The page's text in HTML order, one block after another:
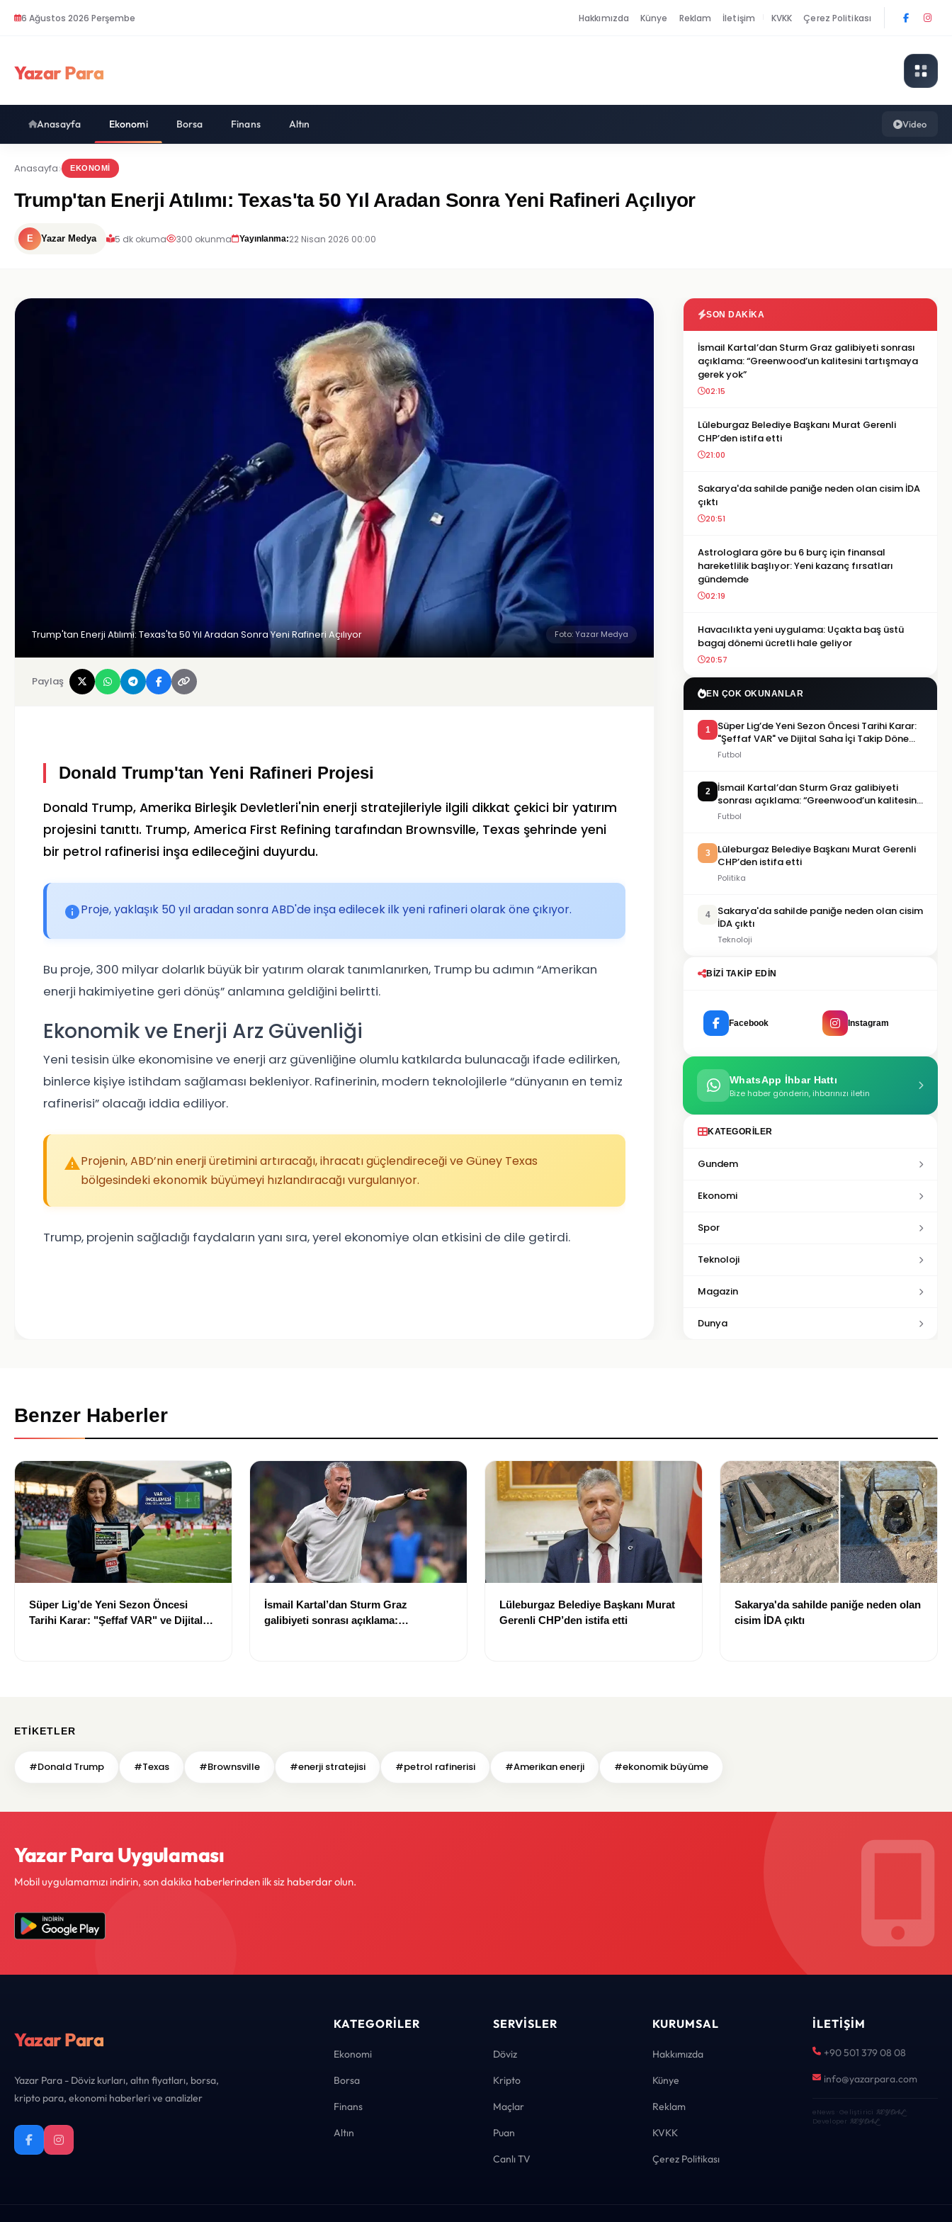
6 Ağustos 2026 Perşembe Hakkımızda Künye Reklam İletişim KVKK Çerez Politikası
Yazar Para
Anasayfa Ekonomi Borsa Finans Altın Video
Anasayfa EKONOMI
Trump'tan Enerji Atılımı: Texas'ta 50 Yıl Aradan Sonra Yeni Rafineri Açılıyor
E Yazar Medya 5 dk okuma 300 okunma Yayınlanma:22 Nisan 2026 00:00
Trump'tan Enerji Atılımı: Texas'ta 50 Yıl Aradan Sonra Yeni Rafineri Açılıyor Foto: Yazar Medya
Paylaş
Donald Trump'tan Yeni Rafineri Projesi
Donald Trump, Amerika Birleşik Devletleri'nin enerji stratejileriyle ilgili dikkat çekici bir yatırım
projesini tanıttı. Trump, America First Refining tarafından Brownsville, Texas şehrinde yeni
bir petrol rafinerisi inşa edileceğini duyurdu.
Proje, yaklaşık 50 yıl aradan sonra ABD'de inşa edilecek ilk yeni rafineri olarak öne çıkıyor.
Bu proje, 300 milyar dolarlık büyük bir yatırım olarak tanımlanırken, Trump bu adımın “Amerikan
enerji hakimiyetine geri dönüş” anlamına geldiğini belirtti.
Ekonomik ve Enerji Arz Güvenliği
Yeni tesisin ülke ekonomisine ve enerji arz güvenliğine olumlu katkılarda bulunacağı ifade edilirken,
binlerce kişiye istihdam sağlaması bekleniyor. Rafinerinin, modern teknolojilerle “dünyanın en temiz
rafinerisi” olacağı iddia ediliyor.
Projenin, ABD’nin enerji üretimini artıracağı, ihracatı güçlendireceği ve Güney Texas
bölgesindeki ekonomik büyümeyi hızlandıracağı vurgulanıyor.
Trump, projenin sağladığı faydaların yanı sıra, yerel ekonomiye olan etkisini de dile getirdi.
SON DAKIKA
İsmail Kartal’dan Sturm Graz galibiyeti sonrası
açıklama: “Greenwood’un kalitesini tartışmaya
gerek yok”
02:15
Lüleburgaz Belediye Başkanı Murat Gerenli
CHP’den istifa etti
21:00
Sakarya'da sahilde paniğe neden olan cisim İDA
çıktı
20:51
Astrologlara göre bu 6 burç için finansal
hareketlilik başlıyor: Yeni kazanç fırsatları
gündemde
02:19
Havacılıkta yeni uygulama: Uçakta baş üstü
bagaj dönemi ücretli hale geliyor
20:57
EN ÇOK OKUNANLAR
1
Süper Lig’de Yeni Sezon Öncesi Tarihi Karar:
"Şeffaf VAR" ve Dijital Saha İçi Takip Dönemi
Başlıyor!
Futbol
2
İsmail Kartal’dan Sturm Graz galibiyeti
sonrası açıklama: “Greenwood’un kalitesini
tartışmaya gerek yok”
Futbol
3
Lüleburgaz Belediye Başkanı Murat Gerenli
CHP’den istifa etti
Politika
4
Sakarya'da sahilde paniğe neden olan cisim
İDA çıktı
Teknoloji
BIZI TAKIP EDIN
Facebook Instagram
WhatsApp İhbar Hattı
Bize haber gönderin, ihbarınızı iletin
KATEGORILER
Gundem
Ekonomi
Spor
Teknoloji
Magazin
Dunya
Benzer Haberler
Süper Lig’de Yeni Sezon Öncesi
Tarihi Karar: "Şeffaf VAR" ve Dijital
İsmail Kartal’dan Sturm Graz
galibiyeti sonrası açıklama:
Lüleburgaz Belediye Başkanı Murat
Gerenli CHP’den istifa etti
Sakarya'da sahilde paniğe neden olan
cisim İDA çıktı
ETIKETLER
#Donald Trump #Texas #Brownsville #enerji stratejisi #petrol rafinerisi #Amerikan enerji #ekonomik büyüme
Yazar Para Uygulaması
Mobil uygulamamızı indirin, son dakika haberlerinden ilk siz haberdar olun.
Yazar Para
Yazar Para - Döviz kurları, altın fiyatları, borsa,
kripto para, ekonomi haberleri ve analizler
KATEGORILER
Ekonomi
Borsa
Finans
Altın
SERVISLER
Döviz
Kripto
Maçlar
Puan
Canlı TV
KURUMSAL
Hakkımızda
Künye
Reklam
KVKK
Çerez Politikası
İLETIŞIM
+90 501 379 08 08
info@yazarpara.com
eNews · Geliştirici KEYDAL·
Developer KEYDAL